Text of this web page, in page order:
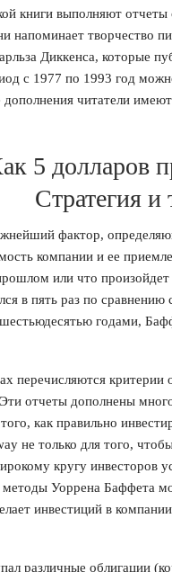
книги выполняют
напоминает творчество
Диккенса, которые
с 1977 по 1993 год
дополнения читатели
5 долларов
Стратегия и
фактор,
компании и ее
или что
в пять раз по
годами,
перечисляются
отчеты дополнены
как правильно
не только для того,
кругу инвесторов
методы Уоррена Баффета
инвестиций в
различные облигации